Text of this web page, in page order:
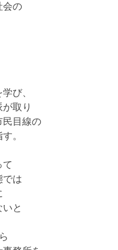
会の
び、
取り
民目線の
。
て
では
と